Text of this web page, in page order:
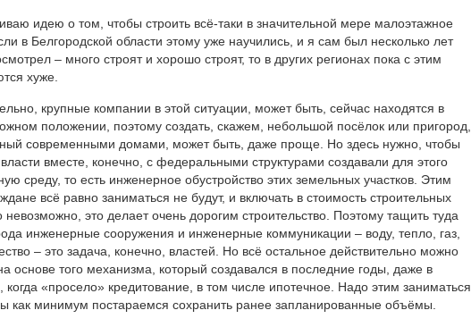
идею о том, чтобы строить всё-таки в значительной мере малоэтажное
в Белгородской области этому уже научились, и я сам был несколько лет
– много строят и хорошо строят, то в других регионах пока с этим
хуже.
крупные компании в этой ситуации, может быть, сейчас находятся в
положении, поэтому создать, скажем, небольшой посёлок или пригород,
современными домами, может быть, даже проще. Но здесь нужно, чтобы
вместе, конечно, с федеральными структурами создавали для этого
среду, то есть инженерное обустройство этих земельных участков. Этим
всё равно заниматься не будут, и включать в стоимость строительных
невозможно, это делает очень дорогим строительство. Поэтому тащить туда
инженерные сооружения и инженерные коммуникации – воду, тепло, газ,
– это задача, конечно, властей. Но всё остальное действительно можно
основе того механизма, который создавался в последние годы, даже в
когда «просело» кредитование, в том числе ипотечное. Надо этим заниматься,
как минимум постараемся сохранить ранее запланированные объёмы.